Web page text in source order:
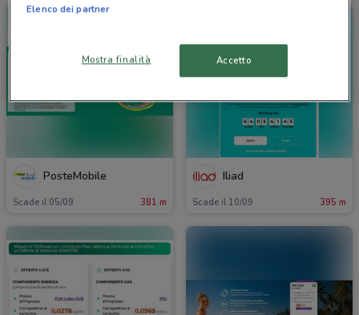
PosteMobile
Scade il 05/09 381 m
Iliad
Scade il 10/09 395 m
Elenco dei partner
Mostra finalità Accetto